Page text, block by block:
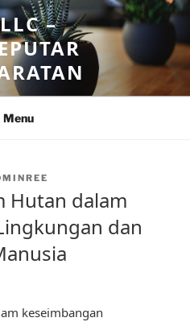
–
Menu
Hutan dalam
dan
keseimbangan